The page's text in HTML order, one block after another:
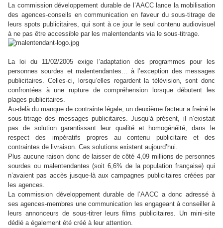
La commission développement durable de l’AACC lance la mobilisation
des agences-conseils en communication en faveur du sous-titrage de
leurs spots publicitaires, qui sont à ce jour le seul contenu audiovisuel
à ne pas être accessible par les malentendants via le sous-titrage.
La loi du 11/02/2005 exige l’adaptation des programmes pour les
personnes sourdes et malentendantes… à l’exception des messages
publicitaires. Celles-ci, lorsqu’elles regardent la télévision, sont donc
confrontées à une rupture de compréhension lorsque débutent les
plages publicitaires.
Au-delà du manque de contrainte légale, un deuxième facteur a freiné le
sous-titrage des messages publicitaires. Jusqu’à présent, il n’existait
pas de solution garantissant leur qualité et homogénéité, dans le
respect des impératifs propres au contenu publicitaire et des
contraintes de livraison. Ces solutions existent aujourd’hui.
Plus aucune raison donc de laisser de côté 4,09 millions de personnes
sourdes ou malentendantes (soit 6,6% de la population française) qui
n’avaient pas accès jusque-là aux campagnes publicitaires créées par
les agences.
La commission développement durable de l’AACC a donc adressé à
ses agences-membres une communication les engageant à conseiller à
leurs annonceurs de sous-titrer leurs films publicitaires. Un mini-site
dédié a également été créé à leur attention.